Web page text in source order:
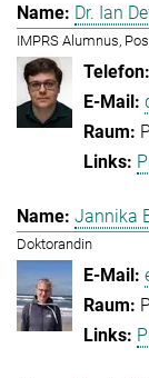
Dr. Ian
IMPRS Alumnus,
Jannika
Doktorandin